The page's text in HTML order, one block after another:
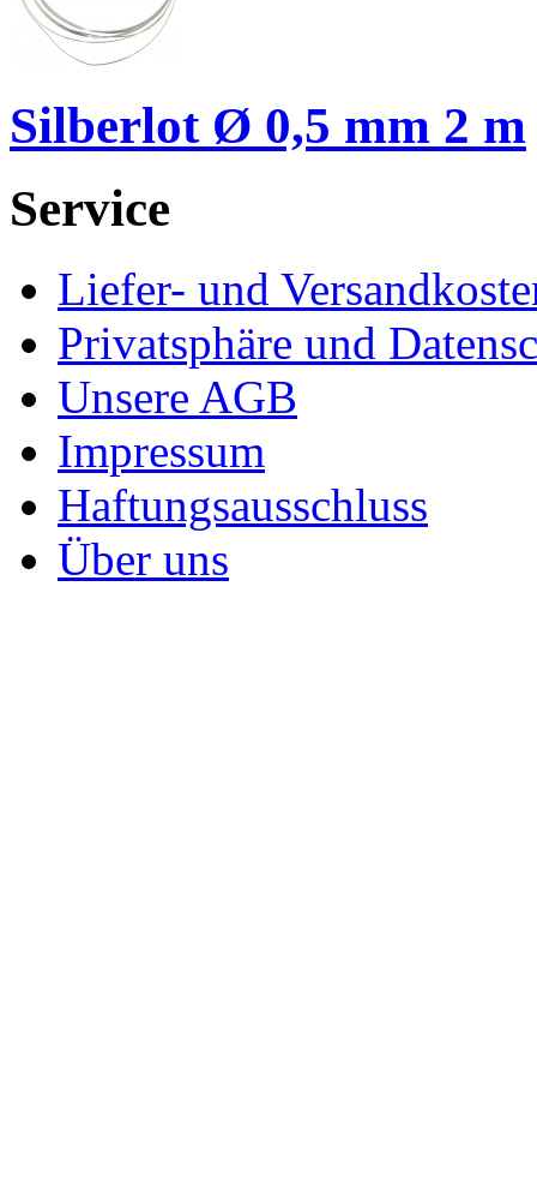
Silberlot Ø 0,5 mm 2 m
Service
Liefer- und
Privatsphäre und
Unsere AGB
Impressum
Haftungsausschluss
Über uns